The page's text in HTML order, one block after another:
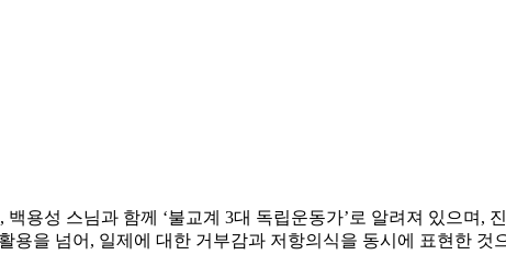
용성 스님과 함께 ‘불교계 3대 독립운동가’로 알려져 있으며,
을 넘어, 일제에 대한 거부감과 저항의식을 동시에 표현한 것